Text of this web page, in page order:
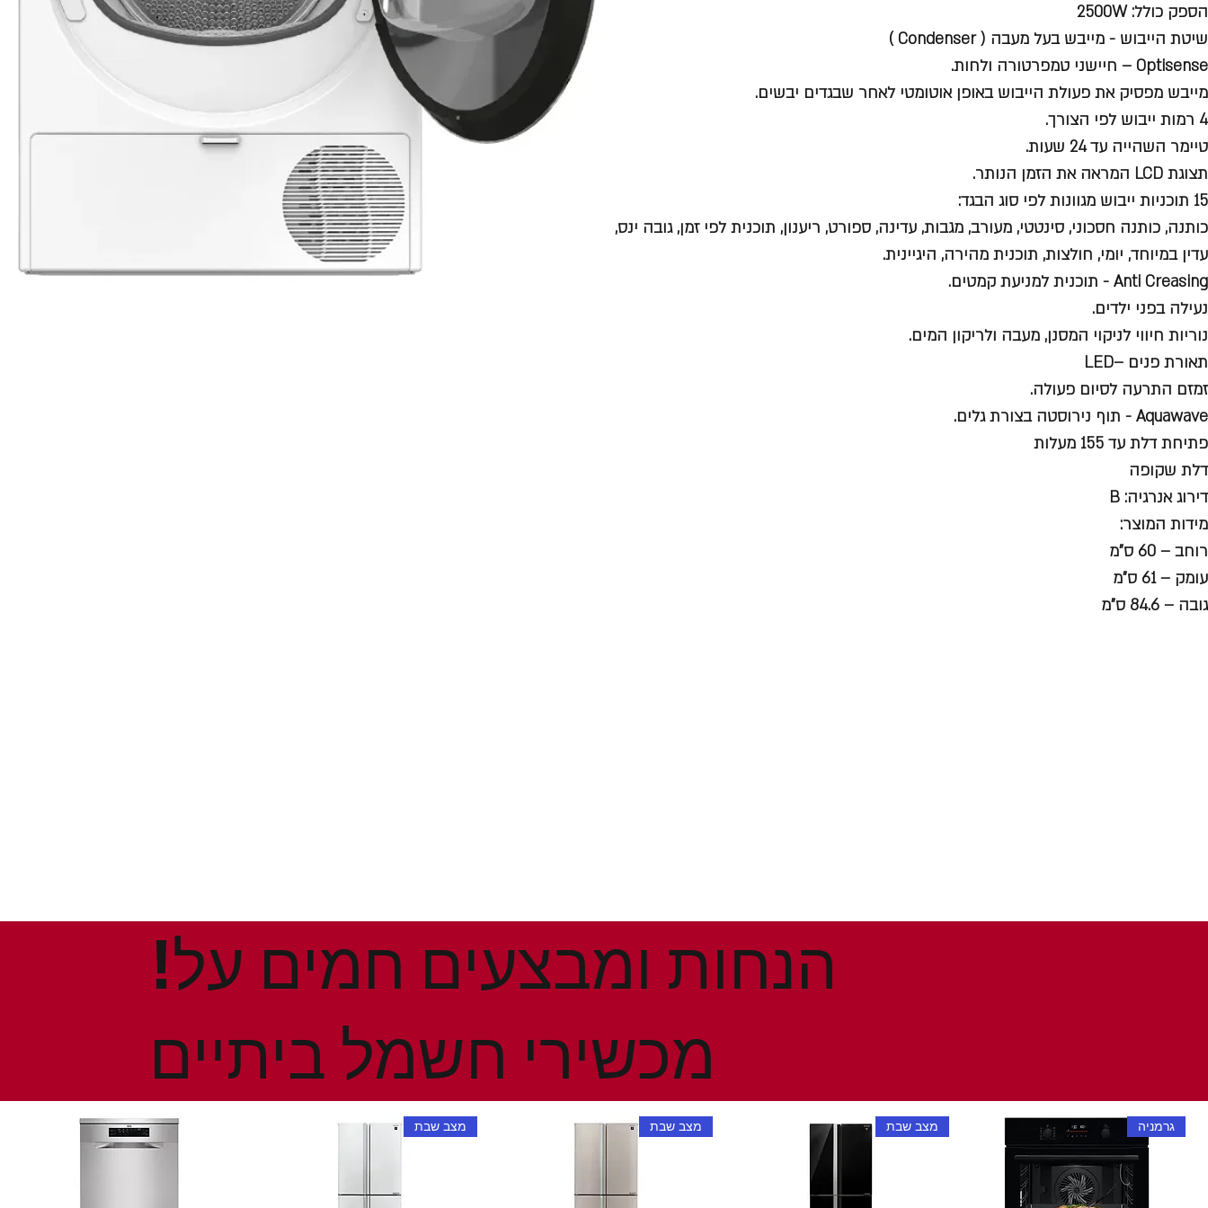
הספק כולל: 2500W
שיטת הייבוש - מייבש בעל מעבה ( Condenser )
Optisense – חיישני טמפרטורה ולחות.
מייבש מפסיק את פעולת הייבוש באופן אוטומטי לאחר שבגדים יבשים.
4 רמות ייבוש לפי הצורך.
טיימר השהייה עד 24 שעות.
תצוגת LCD המראה את הזמן הנותר.
15 תוכניות ייבוש מגוונות לפי סוג הבגד:
כותנה, כותנה חסכוני, סינטטי, מעורב, מגבות, עדינה, ספורט, ריענון, תוכנית לפי זמן, גובה ינס,
עדין במיוחד, יומי, חולצות, תוכנית מהירה, היגיינית.
Anti Creasing - תוכנית למניעת קמטים.
נעילה בפני ילדים.
נוריות חיווי לניקוי המסנן, מעבה ולריקון המים.
תאורת פנים –LED
זמזם התרעה לסיום פעולה.
Aquawave - תוף נירוסטה בצורת גלים.
פתיחת דלת עד 155 מעלות
דלת שקופה
דירוג אנרגיה: B
מידות המוצר:
רוחב – 60 ס"מ
עומק – 61 ס"מ
גובה – 84.6 ס"מ
גרמניה מצב שבת מצב שבת מצב שבת
!הנחות ומבצעים חמים על
מכשירי חשמל ביתיים